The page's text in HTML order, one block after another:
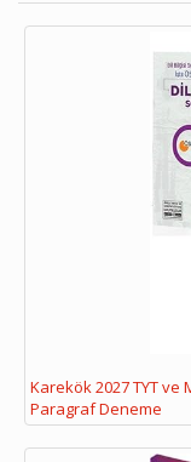
Karekök 2027 TYT ve
Paragraf Deneme